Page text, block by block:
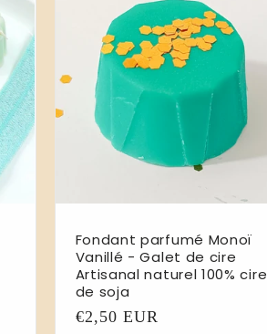
Fondant parfumé Monoï
Vanillé - Galet de cire
Artisanal naturel 100% cire
de soja
Prix
€2,50 EUR